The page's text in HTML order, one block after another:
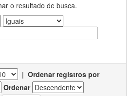
o resultado de busca.
| Ordenar registros por
Ordenar